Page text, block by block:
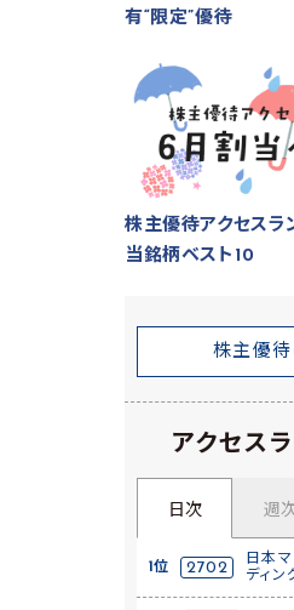
有“限定”優待
株主優待アクセス
当銘柄ベスト10
株主優
アクセス
日次 週
1位 2702
日本
ディン